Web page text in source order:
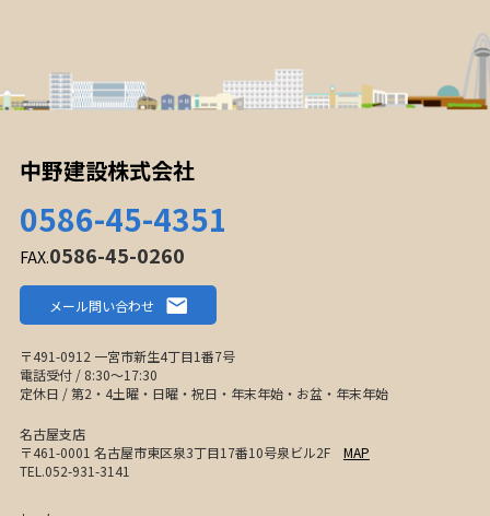
中野建設株式会社
0586-45-4351
FAX.0586-45-0260
メール問い合わせ
〒491-0912 一宮市新生4丁目1番7号
電話受付 / 8:30〜17:30
定休日 / 第2・4土曜・日曜・祝日・年末年始・お盆・年末年始
名古屋支店
〒461-0001 名古屋市東区泉3丁目17番10号泉ビル2F MAP
TEL.052-931-3141